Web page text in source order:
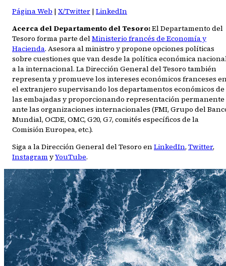
Página Web | X/Twitter | LinkedIn
Acerca del Departamento del Tesoro:El Departamento del
Tesoro forma parte delMinisterio francés de Economía y
Hacienda. Asesora al ministro y propone opciones políticas
sobre cuestiones que van desde la política económica
a la internacional. La Dirección General del Tesoro también
representa y promueve los intereses económicos franceses
el extranjero supervisando los departamentos económicos de
las embajadas y proporcionando representación permanente
ante las organizaciones internacionales (FMI, Grupo del
Mundial, OCDE, OMC, G20, G7, comités específicos de la
Comisión Europea, etc.).
Siga a la Dirección General del Tesoro enLinkedIn, Twitter,
InstagramyYouTube.